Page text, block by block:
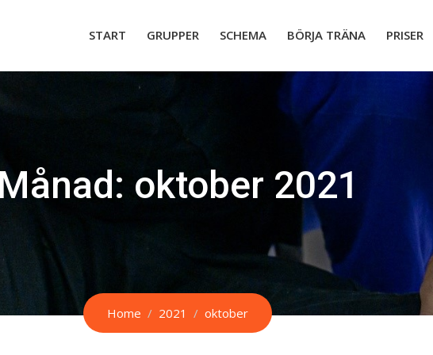
START GRUPPER SCHEMA BÖRJA TRÄNA PRISER
Månad: oktober 2021
Home 2021 oktober